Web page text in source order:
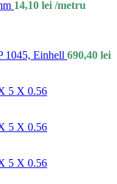
14,10 lei /metru
1045, Einhell 690,40 lei